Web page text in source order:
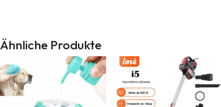
Ähnliche Produkte